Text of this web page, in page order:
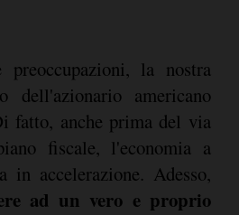
la nostra
dell'azionario americano
fatto, anche prima del via
fiscale, l'economia a
in accelerazione. Adesso,
ad un vero e proprio